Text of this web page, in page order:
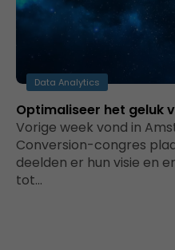
Data Analytics
Optimaliseer het geluk
Vorige week vond in
Conversion-congres
deelden er hun visie en
tot…